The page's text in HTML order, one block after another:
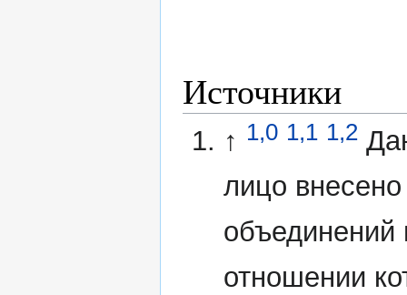
Источники
↑ 1,0 1,1 1,2
лицо
объединений
отношении